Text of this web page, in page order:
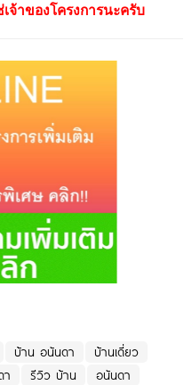
จ้าของโครงการนะครับ
บ้าน อนันดา
บ้านเดี่ยว
า รีวิว บ้าน อนันดา